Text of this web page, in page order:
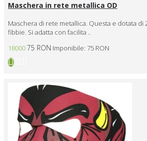
Maschera in rete metallica OD
Maschera di rete metallica. Questa e dotata di
fibbie. Si adatta con facilita ..
1800075 RON Imponibile: 75 RON